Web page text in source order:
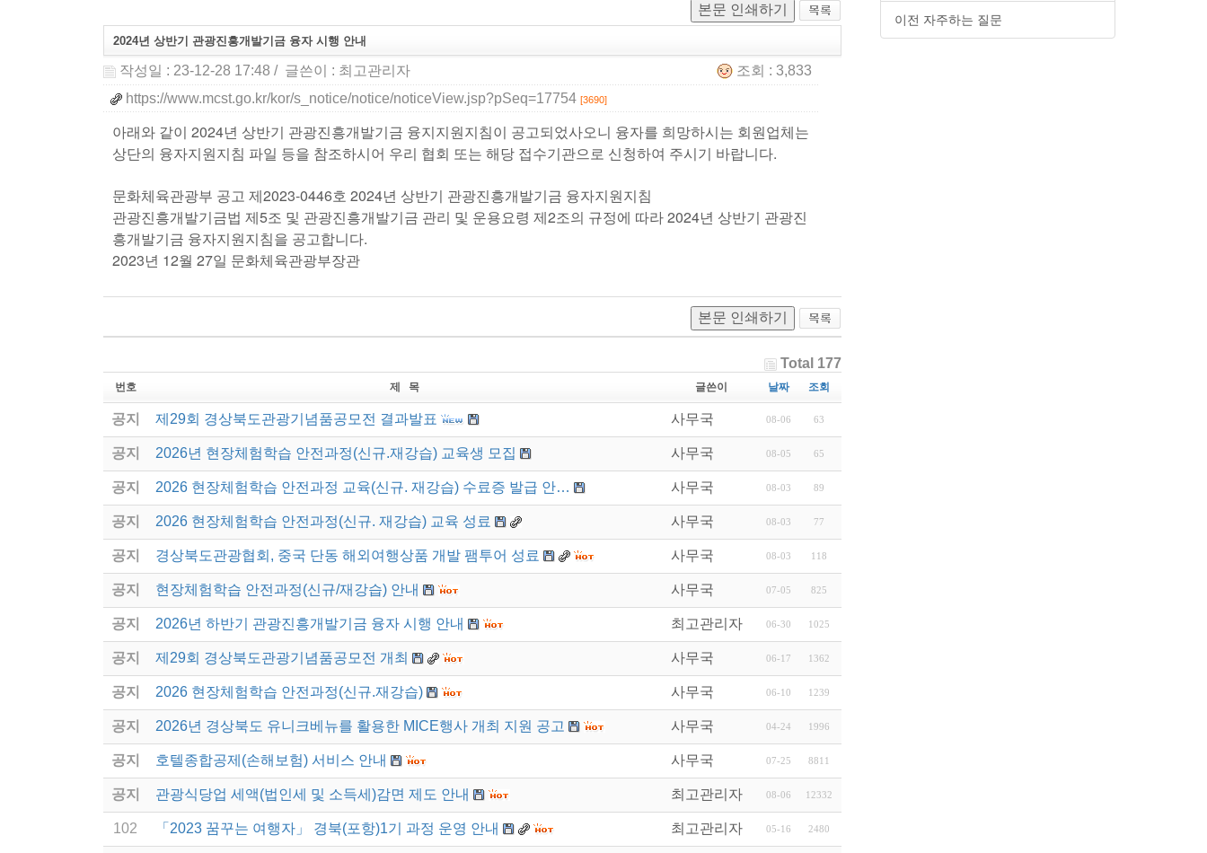
본문 인쇄하기
2024년 상반기 관광진흥개발기금 융자 시행 안내
작성일 : 23-12-28 17:48 / 글쓴이 : 최고관리자
조회 : 3,833
https://www.mcst.go.kr/kor/s_notice/notice/noticeView.jsp?pSeq=17754 [3690]
아래와 같이 2024년 상반기 관광진흥개발기금 융지지원지침이 공고되었사오니 융자를 희망하시는 회원업체는
상단의 융자지원지침 파일 등을 참조하시어 우리 협회 또는 해당 접수기관으로 신청하여 주시기 바랍니다.
문화체육관광부 공고 제2023-0446호 2024년 상반기 관광진흥개발기금 융자지원지침
관광진흥개발기금법 제5조 및 관광진흥개발기금 관리 및 운용요령 제2조의 규정에 따라 2024년 상반기 관광진
흥개발기금 융자지원지침을 공고합니다.
2023년 12월 27일 문화체육관광부장관
본문 인쇄하기
Total 177
번호 제 목 글쓴이 날짜 조회
공지 제29회 경상북도관광기념품공모전 결과발표 사무국 08-06 63
공지 2026년 현장체험학습 안전과정(신규.재강습) 교육생 모집 사무국 08-05 65
공지 2026 현장체험학습 안전과정 교육(신규. 재강습) 수료증 발급 안… 사무국 08-03 89
공지 2026 현장체험학습 안전과정(신규. 재강습) 교육 성료 사무국 08-03 77
공지 경상북도관광협회, 중국 단동 해외여행상품 개발 팸투어 성료 사무국 08-03 118
공지 현장체험학습 안전과정(신규/재강습) 안내 사무국 07-05 825
공지 2026년 하반기 관광진흥개발기금 융자 시행 안내 최고관리자 06-30 1025
공지 제29회 경상북도관광기념품공모전 개최 사무국 06-17 1362
공지 2026 현장체험학습 안전과정(신규.재강습) 사무국 06-10 1239
공지 2026년 경상북도 유니크베뉴를 활용한 MICE행사 개최 지원 공고 사무국 04-24 1996
공지 호텔종합공제(손해보험) 서비스 안내 사무국 07-25 8811
공지 관광식당업 세액(법인세 및 소득세)감면 제도 안내 최고관리자 08-06 12332
102 「2023 꿈꾸는 여행자」 경북(포항)1기 과정 운영 안내 최고관리자 05-16 2480
이전 자주하는 질문